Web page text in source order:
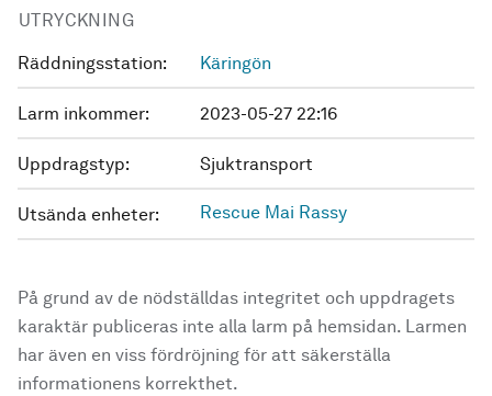
UTRYCKNING
Räddningsstation: Käringön
Larm inkommer: 2023-05-27 22:16
Uppdragstyp: Sjuktransport
Utsända enheter: Rescue Mai Rassy
På grund av de nödställdas integritet och uppdragets
karaktär publiceras inte alla larm på hemsidan. Larmen
har även en viss fördröjning för att säkerställa
informationens korrekthet.